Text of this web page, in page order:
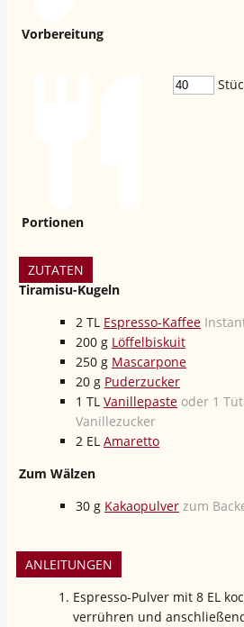
Vorbereitung
Portionen
ZUTATEN
Tiramisu-Kugeln
2 TL Espresso-Kaffee
200 g Löffelbiskuit
250 g Mascarpone
20 g Puderzucker
1 TL Vanillepaste oder 1
Vanillezucker
2 EL Amaretto
Zum Wälzen
30 g Kakaopulver zum
ANLEITUNGEN
Espresso-Pulver mit 8 EL
verrühren und